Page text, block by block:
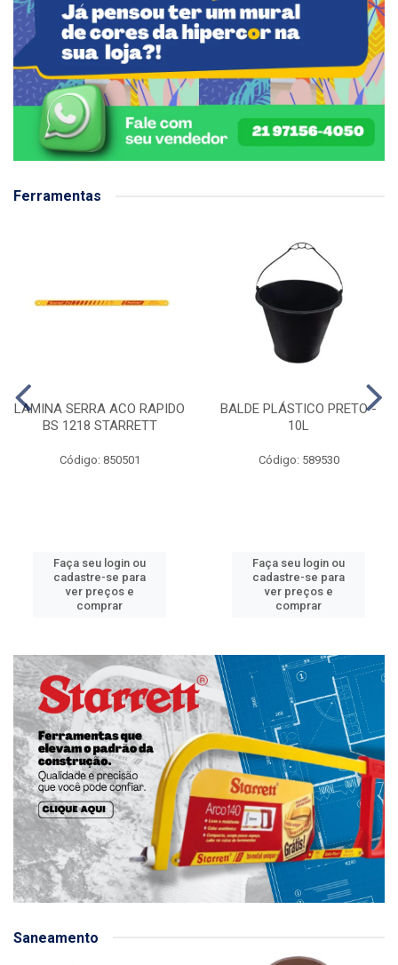
Ferramentas
LAMINA SERRA ACO RAPIDO
BS 1218 STARRETT
Código: 850501
Faça seu login ou
cadastre-se para
ver preços e
comprar
BALDE PLÁSTICO PRETO -
10L
Código: 589530
Faça seu login ou
cadastre-se para
ver preços e
comprar
Saneamento